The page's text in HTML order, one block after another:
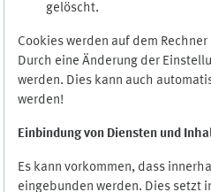
gelöscht.
Cookies werden auf dem
Durch eine Änderung der
werden. Dies kann auch
werden!
Einbindung von Diensten und
Es kann vorkommen, dass
eingebunden werden. Dies setzt